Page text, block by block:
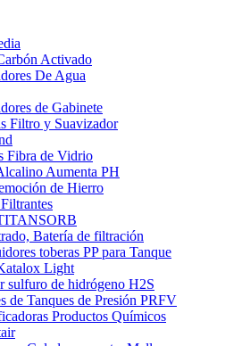
Activado
De Agua
de Gabinete
Filtro y Suavizador
Fibra de Vidrio
Aumenta PH
de Hierro
Batería de filtración
toberas PP para Tanque
Light
sulfuro de hidrógeno H2S
de Tanques de Presión PRFV
Productos Químicos